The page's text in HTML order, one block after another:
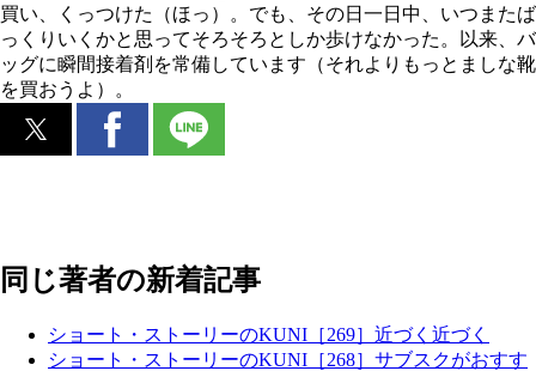
買い、くっつけた（ほっ）。でも、その日一日中、いつまたば
っくりいくかと思ってそろそろとしか歩けなかった。以来、バ
ッグに瞬間接着剤を常備しています（それよりもっとましな靴
を買おうよ）。
同じ著者の新着記事
ショート・ストーリーのKUNI［269］近づく近づく
ショート・ストーリーのKUNI［268］サブスクがおすす